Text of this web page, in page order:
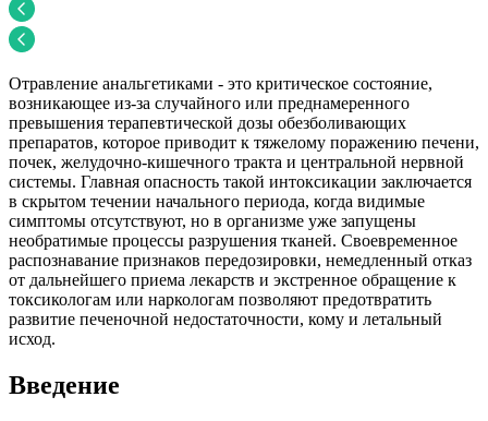
Отравление анальгетиками - это критическое состояние,
возникающее из-за случайного или преднамеренного
превышения терапевтической дозы обезболивающих
препаратов, которое приводит к тяжелому поражению печени,
почек, желудочно-кишечного тракта и центральной нервной
системы. Главная опасность такой интоксикации заключается
в скрытом течении начального периода, когда видимые
симптомы отсутствуют, но в организме уже запущены
необратимые процессы разрушения тканей. Своевременное
распознавание признаков передозировки, немедленный отказ
от дальнейшего приема лекарств и экстренное обращение к
токсикологам или наркологам позволяют предотвратить
развитие печеночной недостаточности, кому и летальный
исход.
Введение